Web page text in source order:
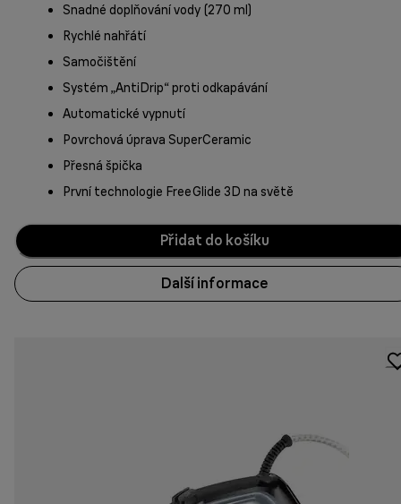
Snadné doplňování vody (270 ml)
Rychlé nahřátí
Samočištění
Systém „AntiDrip“ proti odkapávání
Automatické vypnutí
Povrchová úprava SuperCeramic
Přesná špička
První technologie FreeGlide 3D na světě
Přidat do košíku
Další informace